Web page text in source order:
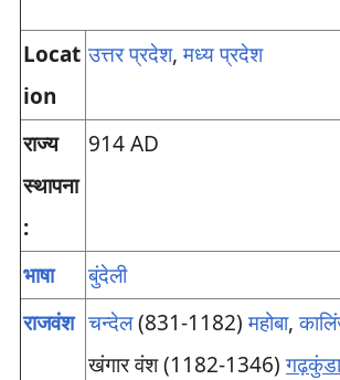
Locat
ion
उत्तर प्रदेश,मध्य प्रदेश
राज्य
स्थापना
:
914 AD
भाषा
बुंदेली
राजवंश चन्देल(831-1182)महोबा,
खंगार वंश (1182-1346)